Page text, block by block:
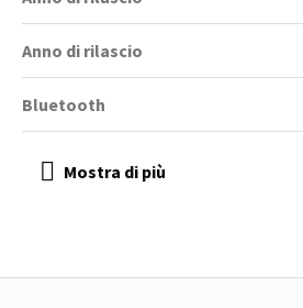
Anno di rilascio
Bluetooth